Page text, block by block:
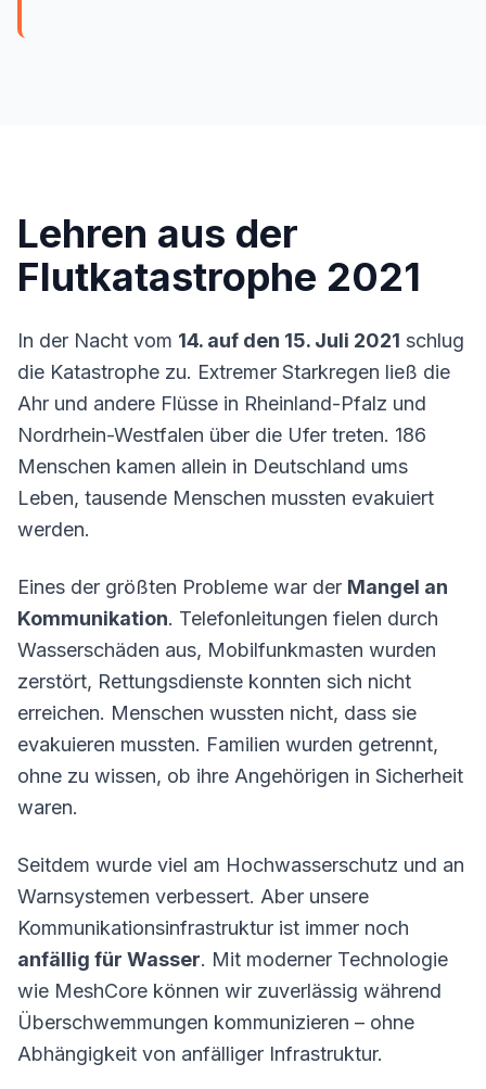
Lehren aus der
Flutkatastrophe 2021
In der Nacht vom 14. auf den 15. Juli 2021 schlug
die Katastrophe zu. Extremer Starkregen ließ die
Ahr und andere Flüsse in Rheinland-Pfalz und
Nordrhein-Westfalen über die Ufer treten. 186
Menschen kamen allein in Deutschland ums
Leben, tausende Menschen mussten evakuiert
werden.
Eines der größten Probleme war der Mangel an
Kommunikation. Telefonleitungen fielen durch
Wasserschäden aus, Mobilfunkmasten wurden
zerstört, Rettungsdienste konnten sich nicht
erreichen. Menschen wussten nicht, dass sie
evakuieren mussten. Familien wurden getrennt,
ohne zu wissen, ob ihre Angehörigen in Sicherheit
waren.
Seitdem wurde viel am Hochwasserschutz und an
Warnsystemen verbessert. Aber unsere
Kommunikationsinfrastruktur ist immer noch
anfällig für Wasser. Mit moderner Technologie
wie MeshCore können wir zuverlässig während
Überschwemmungen kommunizieren – ohne
Abhängigkeit von anfälliger Infrastruktur.